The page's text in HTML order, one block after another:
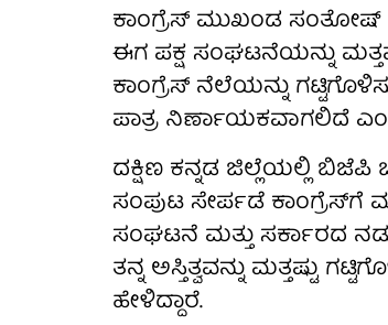
ಕಾಂಗ್ರೆಸ್ ಮುಖಂಡ
ಈಗ ಪಕ್ಷ ಸಂಘಟನೆಯನ್ನು
ಕಾಂಗ್ರೆಸ್ ನೆಲೆಯನ್ನು
ಪಾತ್ರ ನಿರ್ಣಾಯಕವಾಗಲಿದೆ
ದಕ್ಷಿಣ ಕನ್ನಡ ಜಿಲ್ಲೆಯಲ್ಲಿ
ಸಂಪುಟ ಸೇರ್ಪಡೆ ಕಾಂಗ್ರೆಸ್‌ಗೆ
ಸಂಘಟನೆ ಮತ್ತು ಸರ್ಕಾರದ
ತನ್ನ ಅಸ್ತಿತ್ವವನ್ನು ಮತ್ತಷ್ಟು
ಹೇಳಿದ್ದಾರೆ.